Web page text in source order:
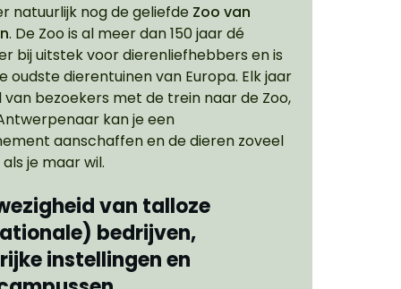
natuurlijk nog de geliefde Zoo van
. De Zoo is al meer dan 150 jaar dé
bij uitstek voor dierenliefhebbers en is
oudste dierentuinen van Europa. Elk jaar
bezoekers met de trein naar de Zoo,
kan je een
aanschaffen en de dieren zoveel
je maar wil.
van talloze
bedrijven,
instellingen en